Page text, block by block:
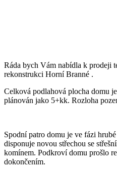
Ráda bych Vám nabídla k prodeji
rekonstrukci Horní Branné .
Celková podlahová plocha domu
plánován jako 5+kk. Rozloha
Spodní patro domu je ve fázi
disponuje novou střechou se
komínem. Podkroví domu prošlo
dokončením.